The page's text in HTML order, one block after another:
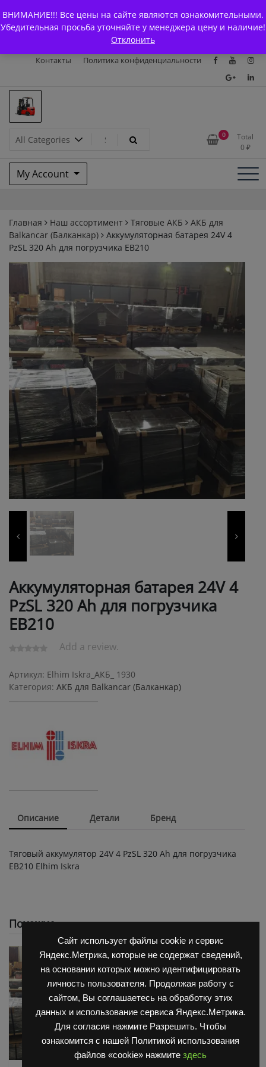
Сайт использует файлы cookie и сервис
Яндекс.Метрика, которые не содержат сведений,
на основании которых можно идентифицировать
личность пользователя. Продолжая работу с
сайтом, Вы соглашаетесь на обработку этих
данных и использование сервиса Яндекс.Метрика.
Для согласия нажмите Разрешить. Чтобы
ознакомится с нашей Политикой использования
файлов «cookie» нажмите здесь
ВНИМАНИЕ!!! Все цены на сайте являются ознакомительными.
Убедительная просьба уточняйте у менеджера цену и наличие!
Отклонить
to
content
Главная
Магазин О Компании
Каталоги
Доставка и оплата
Контакты
Политика конфиденциальности
Запчасти для вилочых
погрузчиков и
электротележек Balkancar
0
Total
0 ₽
My Account
Главная Наш ассортимент Тяговые АКБ
АКБ для
Balkanсar (Балканкар)
Аккумуляторная батарея 24V 4
PzSL 320 Ah для погрузчика ЕВ210
Аккумуляторная батарея 24V 4
PzSL 320 Ah для погрузчика
ЕВ210
Add a review.
Артикул: Elhim Iskra_АКБ_ 1930
Категория: АКБ для Balkanсar (Балканкар)
Описание Детали Бренд
Тяговый аккумулятор 24V 4 PzSL 320 Ah для погрузчика
ЕВ210 Elhim Iskra
Похожие